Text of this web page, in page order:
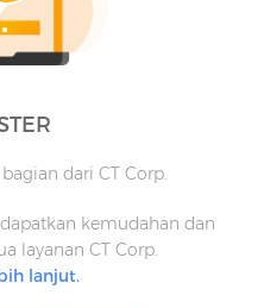
dari CT Corp.
kemudahan dan
layanan CT Corp.
lanjut.